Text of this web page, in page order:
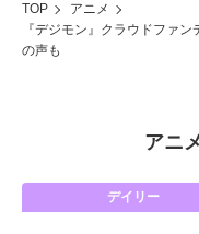
TOP
アニメ
『デジモン』クラウドファ
の声も
アニ
デイリー